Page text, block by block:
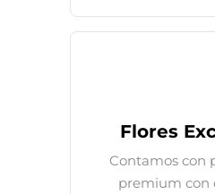
Flores
Contamos con
premium con